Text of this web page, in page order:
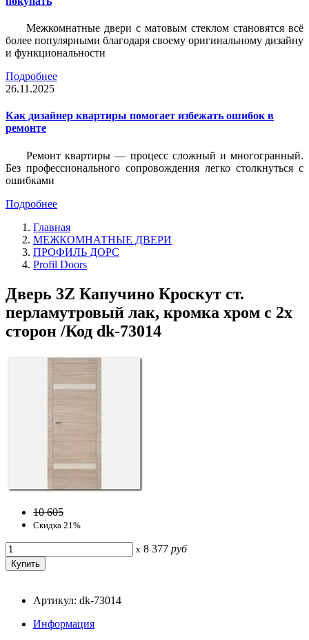
Межкомнатные двери с матовым стеклом становятся всё
более популярными благодаря своему оригинальному дизайну
и функциональности
Подробнее
26.11.2025
Как дизайнер квартиры помогает избежать ошибок в
ремонте
Ремонт квартиры — процесс сложный и многогранный.
Без профессионального сопровождения легко столкнуться с
ошибками
Подробнее
Главная
МЕЖКОМНАТНЫЕ ДВЕРИ
ПРОФИЛЬ ДОРС
Profil Doors
Дверь 3Z Капучино Кроскут ст.
перламутровый лак, кромка хром с 2х
сторон /Код dk-73014
10 605
Скидка 21%
x 8 377 руб
Артикул: dk-73014
Информация